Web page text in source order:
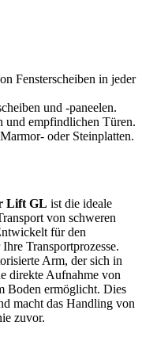
Fensterscheiben in jeder
und -paneelen.
und empfindlichen Türen.
oder Steinplatten.
Lift GL ist die ideale
von schweren
für den
Transportprozesse.
Arm, der sich in
direkte Aufnahme von
Boden ermöglicht. Dies
macht das Handling von
zuvor.